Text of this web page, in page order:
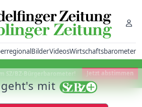
BilderVideosWirtschaftsbarometer
SZ/BZ-Bürgerbarometer! Jetzt abstimmen
mit